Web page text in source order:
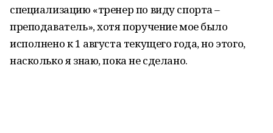
специализацию «тренер по виду спорта –
преподаватель», хотя поручение мое было
исполнено к 1 августа текущего года, но этого,
насколько я знаю, пока не сделано.